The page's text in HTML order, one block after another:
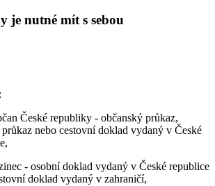
je nutné mít s sebou
České republiky - občanský průkaz,
nebo cestovní doklad vydaný v České
- osobní doklad vydaný v České republice
doklad vydaný v zahraničí,